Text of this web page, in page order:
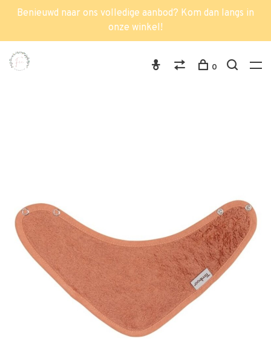
Benieuwd naar ons volledige aanbod? Kom dan langs in
onze winkel!
0